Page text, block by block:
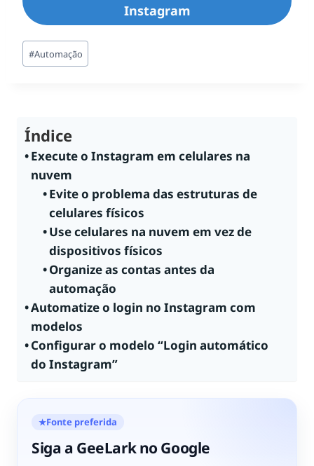
Instagram
Tags
do
#Automação
Índice
Execute o Instagram em celulares na
nuvem
Evite o problema das estruturas de
celulares físicos
Use celulares na nuvem em vez de
dispositivos físicos
Organize as contas antes da
automação
Automatize o login no Instagram com
modelos
Configurar o modelo “Login automático
do Instagram”
★Fonte preferida
Siga a GeeLark no Google